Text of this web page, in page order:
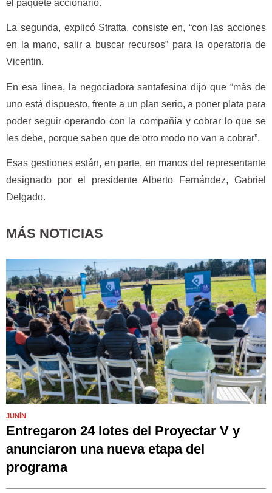
el paquete accionario.
La segunda, explicó Stratta, consiste en, “con las acciones
en la mano, salir a buscar recursos” para la operatoria de
Vicentin.
En esa línea, la negociadora santafesina dijo que “más de
uno está dispuesto, frente a un plan serio, a poner plata para
poder seguir operando con la compañía y cobrar lo que se
les debe, porque saben que de otro modo no van a cobrar”.
Esas gestiones están, en parte, en manos del representante
designado por el presidente Alberto Fernández, Gabriel
Delgado.
MÁS NOTICIAS
JUNÍN
Entregaron 24 lotes del Proyectar V y
anunciaron una nueva etapa del
programa